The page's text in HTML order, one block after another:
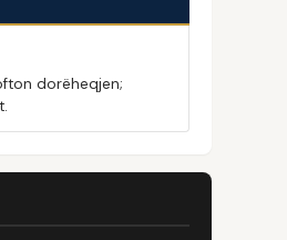
dorëheqjen;